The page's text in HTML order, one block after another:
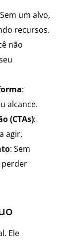
um alvo,
recursos.
não
:
alcance.
(CTAs):
agir.
: Sem
perder
Ele